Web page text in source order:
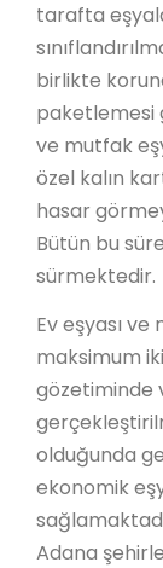
tarafta
birlikte
paketlemesi
ve mutfak
özel kalın
hasar
Bütün bu
sürmektedir.
Ev eşyası
maksimum
gözetiminde
olduğunda
ekonomik
Adana